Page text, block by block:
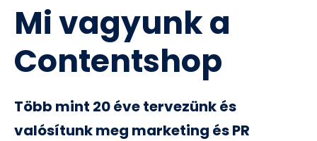
Mi vagyunk a
Contentshop
Több mint 20 éve tervezünk és
valósítunk meg marketing és PR